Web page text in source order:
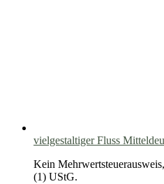
vielgestaltiger Fluss
Kein
(1) UStG.